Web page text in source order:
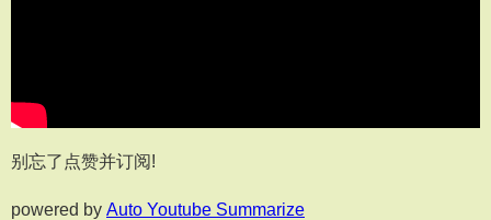
别忘了点赞并订阅!
powered by Auto Youtube Summarize